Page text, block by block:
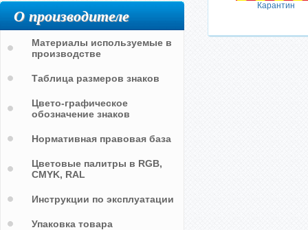
Карантин
О производителе
Материалы используемые в
производстве
Таблица размеров знаков
Цвето-графическое
обозначение знаков
Нормативная правовая база
Цветовые палитры в RGB,
CMYK, RAL
Инструкции по эксплуатации
Упаковка товара